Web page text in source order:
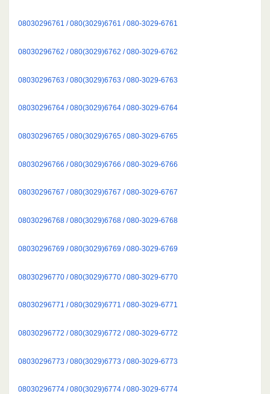
08030296761 / 080(3029)6761 / 080-3029-6761
08030296762 / 080(3029)6762 / 080-3029-6762
08030296763 / 080(3029)6763 / 080-3029-6763
08030296764 / 080(3029)6764 / 080-3029-6764
08030296765 / 080(3029)6765 / 080-3029-6765
08030296766 / 080(3029)6766 / 080-3029-6766
08030296767 / 080(3029)6767 / 080-3029-6767
08030296768 / 080(3029)6768 / 080-3029-6768
08030296769 / 080(3029)6769 / 080-3029-6769
08030296770 / 080(3029)6770 / 080-3029-6770
08030296771 / 080(3029)6771 / 080-3029-6771
08030296772 / 080(3029)6772 / 080-3029-6772
08030296773 / 080(3029)6773 / 080-3029-6773
08030296774 / 080(3029)6774 / 080-3029-6774